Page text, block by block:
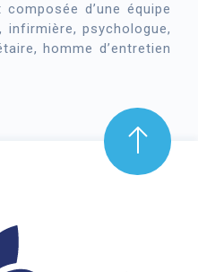
d’une équipe
infirmière, psychologue,
homme d’entretien